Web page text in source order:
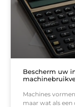
Bescherm uw
Machines
maar wat als